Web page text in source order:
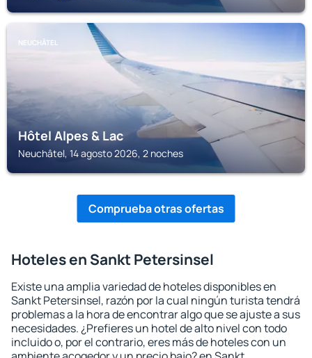
NEUCHÂTEL
Hôtel Alpes & Lac
Neuchâtel, 14 agosto 2026, 2 noches
Comprueba otras ofertas
Hoteles en Sankt Petersinsel
Existe una amplia variedad de hoteles disponibles en
Sankt Petersinsel, razón por la cual ningún turista tendrá
problemas a la hora de encontrar algo que se ajuste a sus
necesidades. ¿Prefieres un hotel de alto nivel con todo
incluido o, por el contrario, eres más de hoteles con un